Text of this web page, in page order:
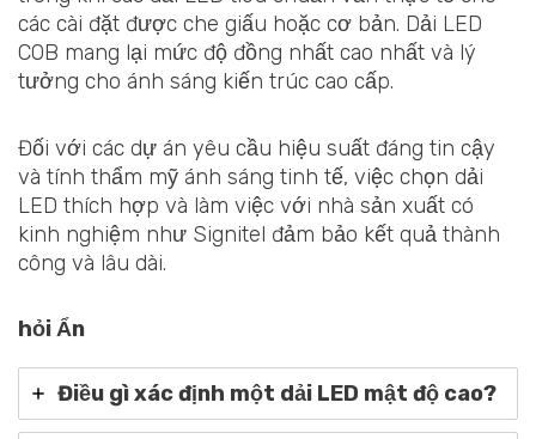
các cài đặt được che giấu hoặc cơ bản. Dải LED
COB mang lại mức độ đồng nhất cao nhất và lý
tưởng cho ánh sáng kiến trúc cao cấp.
Đối với các dự án yêu cầu hiệu suất đáng tin cậy
và tính thẩm mỹ ánh sáng tinh tế, việc chọn dải
LED thích hợp và làm việc với nhà sản xuất có
kinh nghiệm như Signitel đảm bảo kết quả thành
công và lâu dài.
hỏi Ẩn
Điều gì xác định một dải LED mật độ cao?